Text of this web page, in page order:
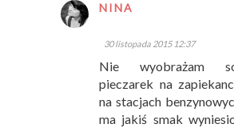
NINA
30 listopada 2015 12:37
Nie wyobrażam
pieczarek na
na stacjach
ma jakiś smak